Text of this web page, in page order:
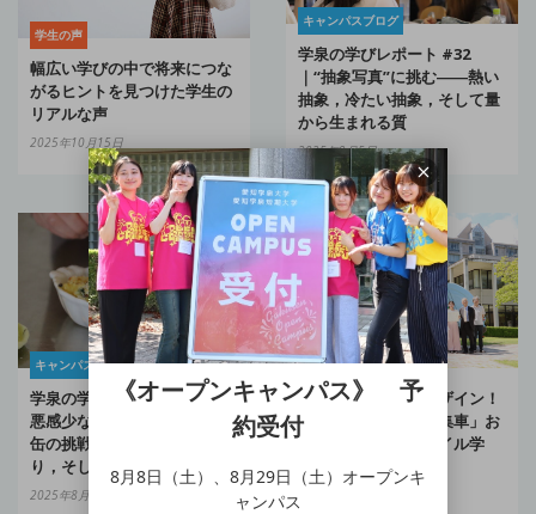
学生の声
幅広い学びの中で将来につな
がるヒントを見つけた学生の
リアルな声
2025年10月15日
キャンパスブログ
学泉の学びレポート #32
｜“抽象写真”に挑む――熱い
抽象，冷たい抽象，そして量
から生まれる質
2025年9月5日
キャンパスブログ
学泉の学びレポート #30｜罪
悪感少なめスイーツ＆焼き鳥
缶の挑戦――試作，冊子づく
り，そして試行錯誤
2025年8月29日
キャンパスブログ
学生がラッピングデザイン！
県下初「ＥＶごみ収集車」お
披露目【ライフスタイル学
科】
《オープンキャンパス》 予
約受付
8月8日（土）、8月29日（土）オープンキ
ャンパス